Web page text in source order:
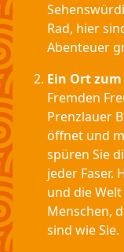
Rad, hier
Abenteuer
Ein Ort
Fremden
Prenzlauer
öffnet und
spüren Sie
jeder Faser.
und die
Menschen,
sind wie Sie.